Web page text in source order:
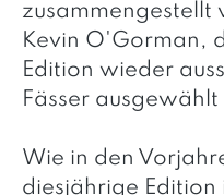
zusammengestellt
Kevin O'Gorman,
Edition wieder
Fässer ausgewählt
Wie in den
diesjährige